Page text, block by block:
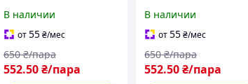
дышащие Оранжевые
В наличии
от55₴/мес
552.50₴/пара
650 ₴/пара
перфорированные
слипоны балетки
легкие дышащие
Бежевые
В наличии
от55₴/мес
552.50₴/пара
650 ₴/пара